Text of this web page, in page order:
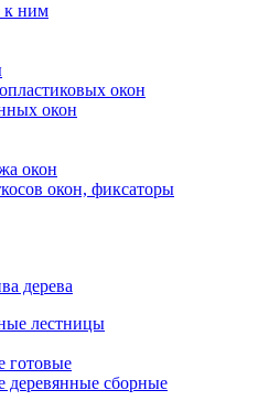
к ним
окон
окон
окон
окон, фиксаторы
дерева
лестницы
готовые
сборные